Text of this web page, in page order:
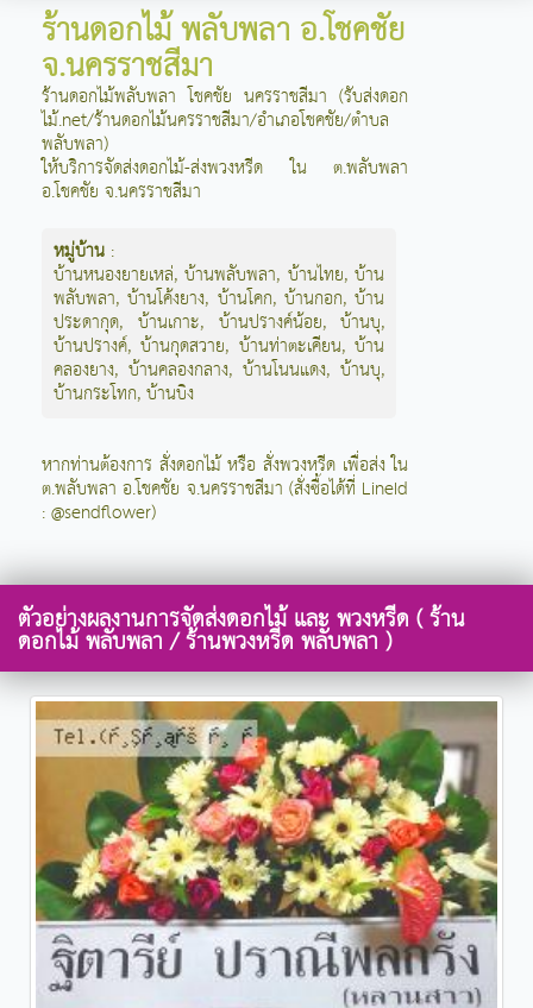
ร้านดอกไม้ พลับพลา อ.โชคชัย
จ.นครราชสีมา
ร้านดอกไม้พลับพลา โชคชัย นครราชสีมา (รับส่งดอก
ไม้.net/ร้านดอกไม้นครราชสีมา/อำเภอโชคชัย/ตำบล
พลับพลา)
ให้บริการจัดส่งดอกไม้-ส่งพวงหรีด ใน ต.พลับพลา
อ.โชคชัย จ.นครราชสีมา
หมู่บ้าน :
บ้านหนองยายเหล่,บ้านพลับพลา, บ้านไทย,บ้าน
พลับพลา,บ้านโค้งยาง, บ้านโคก,บ้านกอก,บ้าน
ประดากุด, บ้านเกาะ, บ้านปรางค์น้อย,บ้านบุ,
บ้านปรางค์,บ้านกุดสวาย, บ้านท่าตะเคียน,บ้าน
คลองยาง,บ้านคลองกลาง,บ้านโนนแดง,บ้านบุ,
บ้านกระโทก,บ้านบิง
หากท่านต้องการ สั่งดอกไม้ หรือ สั่งพวงหรีด เพื่อส่ง ใน
ต.พลับพลา อ.โชคชัย จ.นครราชสีมา (สั่งซื้อได้ที่ LineId
: @sendflower)
ตัวอย่างผลงานการจัดส่งดอกไม้ และ พวงหรีด ( ร้าน
ดอกไม้ พลับพลา / ร้านพวงหรีด พลับพลา )